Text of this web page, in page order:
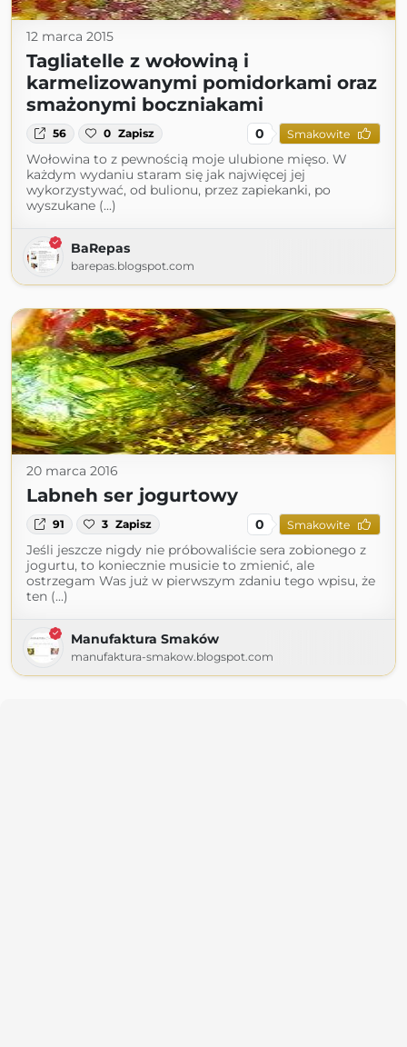
12 marca 2015
Tagliatelle z wołowiną i
karmelizowanymi pomidorkami oraz
smażonymi boczniakami
56 0 Zapisz 0 Smakowite
Wołowina to z pewnością moje ulubione mięso. W
każdym wydaniu staram się jak najwięcej jej
wykorzystywać, od bulionu, przez zapiekanki, po
wyszukane (...)
BaRepas
barepas.blogspot.com
20 marca 2016
Labneh ser jogurtowy
91 3 Zapisz 0 Smakowite
Jeśli jeszcze nigdy nie próbowaliście sera zobionego z
jogurtu, to koniecznie musicie to zmienić, ale
ostrzegam Was już w pierwszym zdaniu tego wpisu, że
ten (...)
Manufaktura Smaków
manufaktura-smakow.blogspot.com